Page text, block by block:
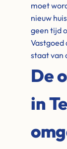
moet
nieuw
geen tijd
Vastgoed
staat van
De
in